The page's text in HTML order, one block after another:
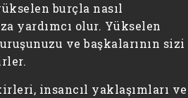
burçla nasıl
yardımcı olur. Yükselen
ve başkalarının sizi
insancıl yaklaşımları ve